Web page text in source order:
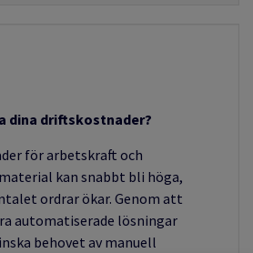
dina driftskostnader?
för arbetskraft och
kan snabbt bli höga,
ordrar ökar. Genom att
automatiserade lösningar
behovet av manuell